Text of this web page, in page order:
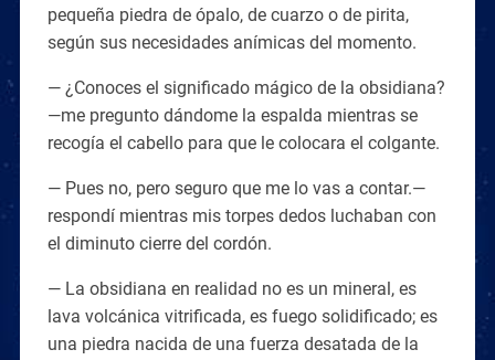
pequeña piedra de ópalo, de cuarzo o de pirita,
según sus necesidades anímicas del momento.
— ¿Conoces el significado mágico de la obsidiana?
—me pregunto dándome la espalda mientras se
recogía el cabello para que le colocara el colgante.
— Pues no, pero seguro que me lo vas a contar.—
respondí mientras mis torpes dedos luchaban con
el diminuto cierre del cordón.
— La obsidiana en realidad no es un mineral, es
lava volcánica vitrificada, es fuego solidificado; es
una piedra nacida de una fuerza desatada de la